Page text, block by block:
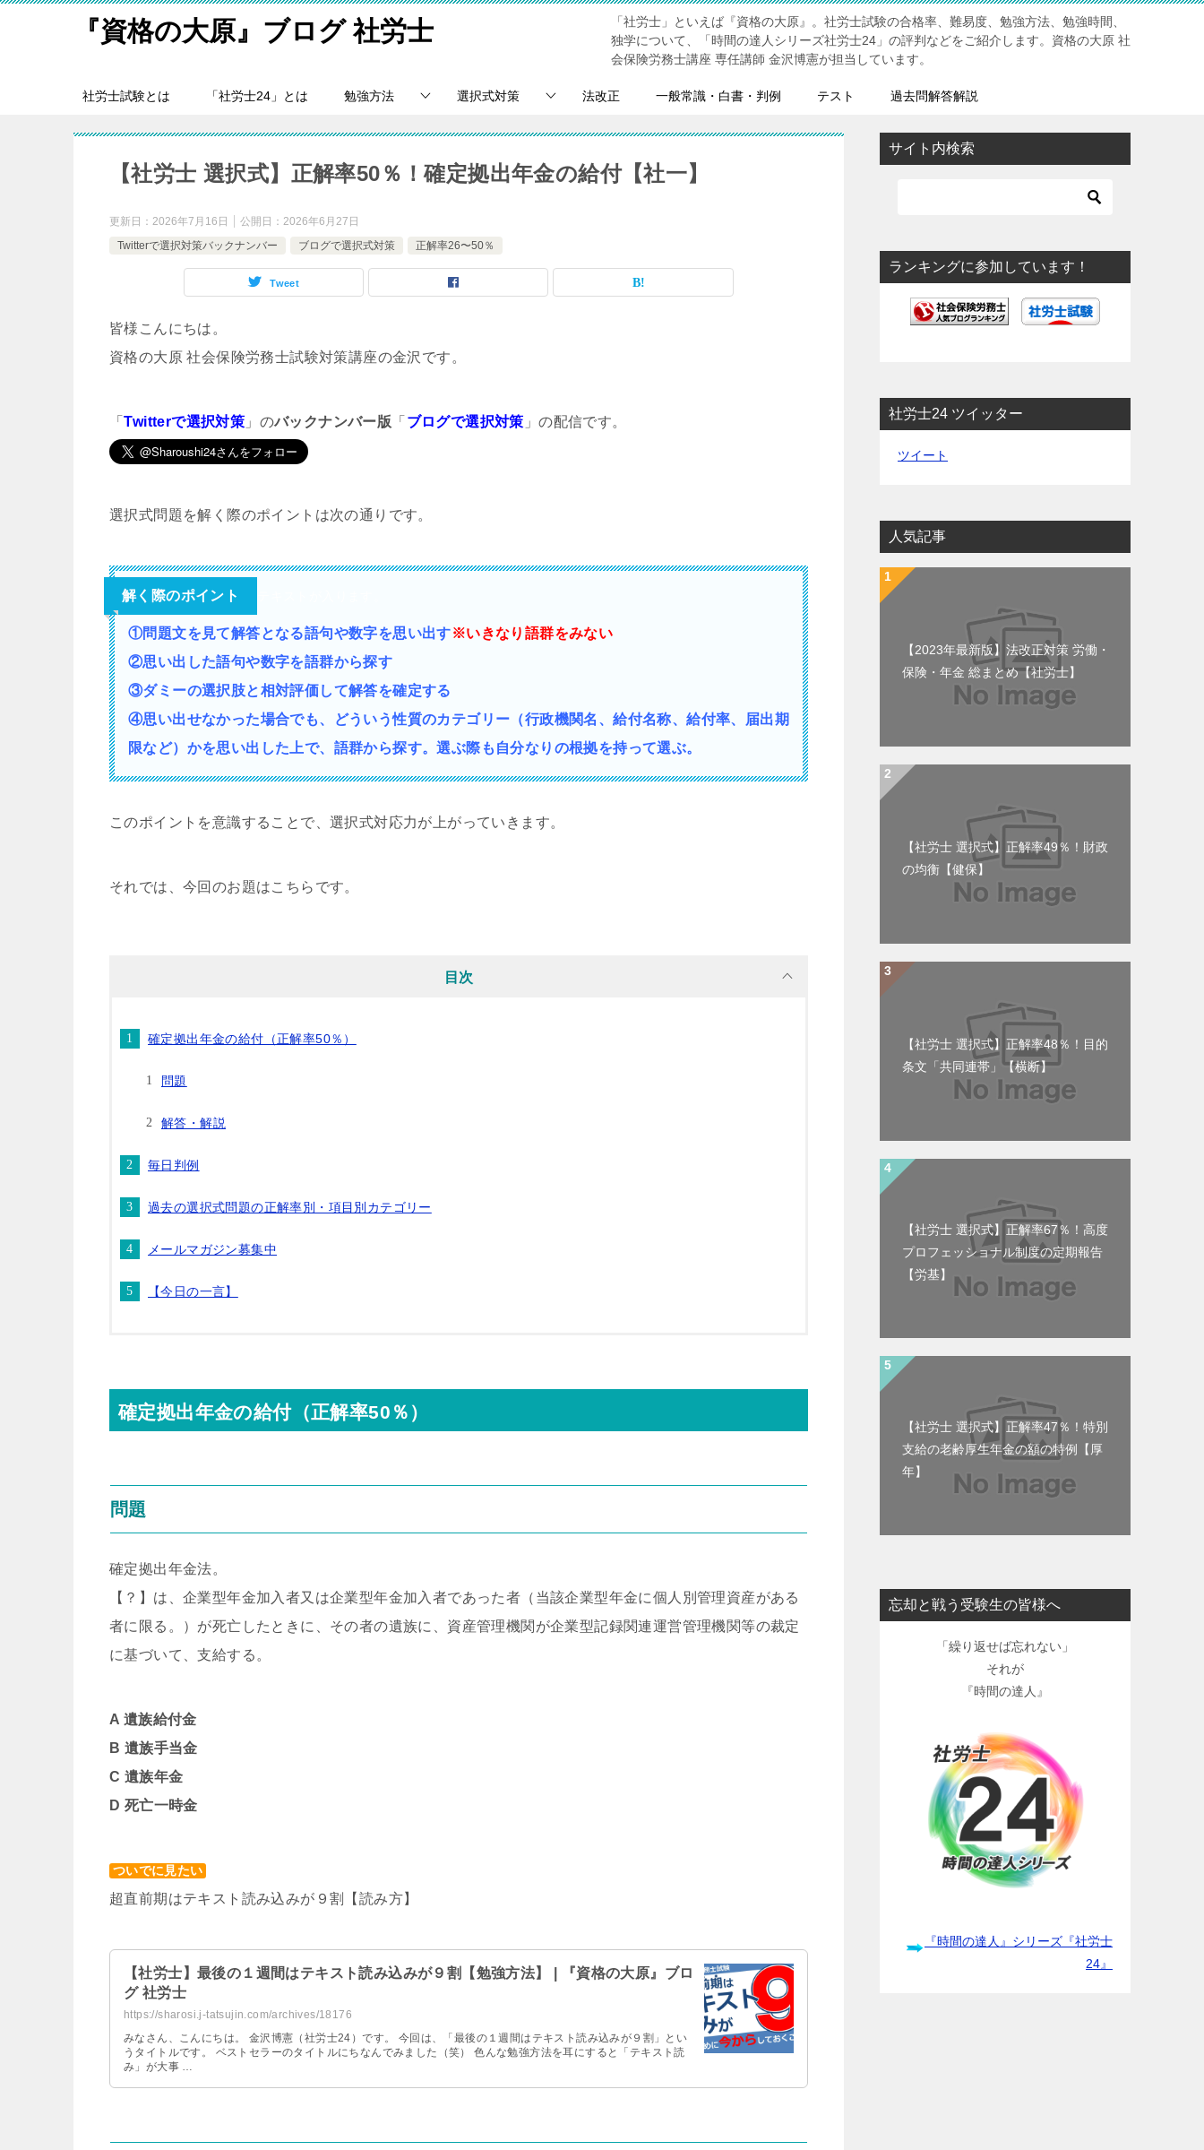
『資格の大原』ブログ 社労士
「社労士」といえば『資格の大原』。社労士試験の合格率、難易度、勉強方法、勉強時間、
独学について、「時間の達人シリーズ社労士24」の評判などをご紹介します。資格の大原 社
会保険労務士講座 専任講師 金沢博憲が担当しています。
社労士試験とは 「社労士24」とは 勉強方法 選択式対策 法改正 一般常識・白書・判例 テスト 過去問解答解説
【社労士 選択式】正解率50％！確定拠出年金の給付【社一】
更新日： 2026年7月16日 公開日： 2026年6月27日
Twitterで選択対策バックナンバー
ブログで選択式対策 正解率26〜50％
Tweet
皆様こんにちは。
資格の大原 社会保険労務士試験対策講座の金沢です。
「Twitterで選択対策 」のバックナンバー版 「 ブログで選択対策 」の配信です。
選択式問題を解く際のポイントは次の通りです。
解く際のポイント
①問題文を見て解答となる語句や数字を思い出す※いきなり語群をみない
②思い出した語句や数字を語群から探す
③ダミーの選択肢と相対評価して解答を確定する
④思い出せなかった場合でも、どういう性質のカテゴリー（行政機関名、給付名称、給付率、届出期
限など）かを思い出した上で、語群から探す。選ぶ際も自分なりの根拠を持って選ぶ。
このポイントを意識することで、選択式対応力が上がっていきます。
それでは、今回のお題はこちらです。
目次
確定拠出年金の給付（正解率50％）
問題
解答・解説
毎日判例
過去の選択式問題の正解率別・項目別カテゴリー
メールマガジン募集中
【今日の一言】
確定拠出年金の給付（正解率50％）
問題
確定拠出年金法。
【？】は、企業型年金加入者又は企業型年金加入者であった者（当該企業型年金に個人別管理資産がある
者に限る。）が死亡したときに、その者の遺族に、資産管理機関が企業型記録関連運営管理機関等の裁定
に基づいて、支給する。
A 遺族給付金
B 遺族手当金
C 遺族年金
D 死亡一時金
ついでに見たい
超直前期はテキスト読み込みが９割【読み方】
【社労士】最後の１週間はテキスト読み込みが９割【勉強方法】 | 『資格の大原』ブロ
グ 社労士
https://sharosi.j-tatsujin.com/archives/18176
みなさん、こんにちは。 金沢博憲（社労士24）です。 今回は、「最後の１週間はテキスト読み込みが９割」とい
うタイトルです。 ベストセラーのタイトルにちなんでみました（笑） 色んな勉強方法を耳にすると「テキスト読
み」が大事 …
サイト内検索
ランキングに参加しています！
社労士24 ツイッター
ツイート
人気記事
【2023年最新版】法改正対策 労働・
保険・年金 総まとめ【社労士】
【社労士 選択式】正解率49％！財政
の均衡【健保】
【社労士 選択式】正解率48％！目的
条文「共同連帯」【横断】
【社労士 選択式】正解率67％！高度
プロフェッショナル制度の定期報告
【労基】
【社労士 選択式】正解率47％！特別
支給の老齢厚生年金の額の特例【厚
年】
忘却と戦う受験生の皆様へ
「繰り返せば忘れない」
それが
『時間の達人』
『時間の達人』シリーズ『社労士
24』